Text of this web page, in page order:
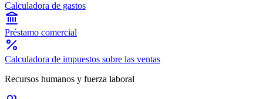
Calculadora de gastos
Préstamo comercial
Calculadora de impuestos sobre las ventas
Recursos humanos y fuerza laboral